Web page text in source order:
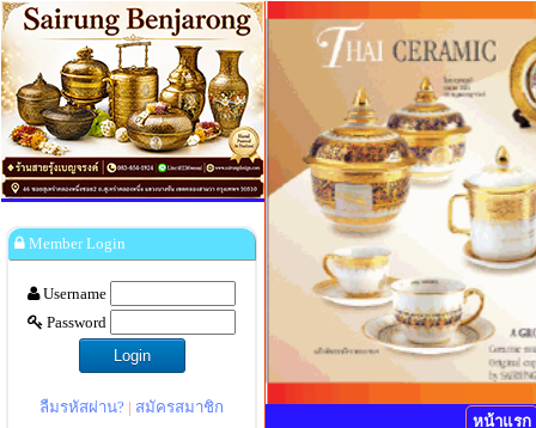
Member Login
Username
Password
ลืมรหัสผ่าน? | สมัครสมาชิก
หน้าแรก